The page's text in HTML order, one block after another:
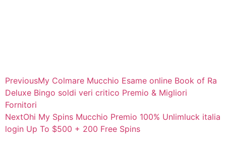
PreviousMy Colmare Mucchio Esame online Book of Ra
Deluxe Bingo soldi veri critico Premio & Migliori
Fornitori
NextOhi My Spins Mucchio Premio 100% Unlimluck italia
login Up To $500 + 200 Free Spins